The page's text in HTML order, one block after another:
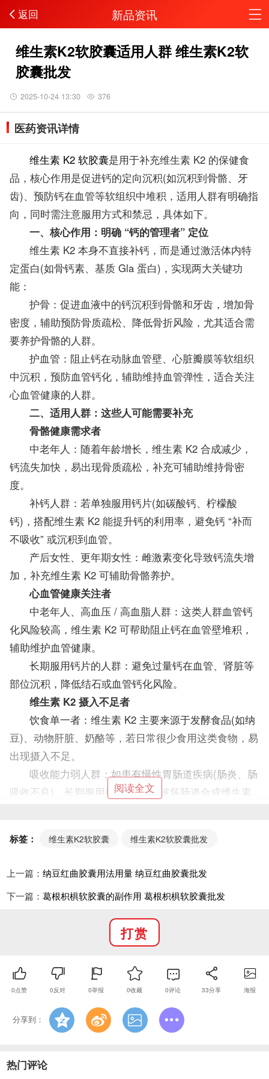
返回 新品资讯
维生素K2软胶囊适用人群 维生素K2软
胶囊批发
2025-10-24 13:30 376
医药资讯详情
维生素 K2 软胶囊是用于补充维生素 K2 的保健食
品，核心作用是促进钙的定向沉积(如沉积到骨骼、牙
齿)、预防钙在血管等软组织中堆积，适用人群有明确指
向，同时需注意服用方式和禁忌，具体如下。
一、核心作用：明确 “钙的管理者” 定位
维生素 K2 本身不直接补钙，而是通过激活体内特
定蛋白(如骨钙素、基质 Gla 蛋白)，实现两大关键功
能：
护骨：促进血液中的钙沉积到骨骼和牙齿，增加骨
密度，辅助预防骨质疏松、降低骨折风险，尤其适合需
要养护骨骼的人群。
护血管：阻止钙在动脉血管壁、心脏瓣膜等软组织
中沉积，预防血管钙化，辅助维持血管弹性，适合关注
心血管健康的人群。
二、适用人群：这些人可能需要补充
骨骼健康需求者
中老年人：随着年龄增长，维生素 K2 合成减少，
钙流失加快，易出现骨质疏松，补充可辅助维持骨密
度。
补钙人群：若单独服用钙片(如碳酸钙、柠檬酸
钙)，搭配维生素 K2 能提升钙的利用率，避免钙 “补而
不吸收” 或沉积到血管。
产后女性、更年期女性：雌激素变化导致钙流失增
加，补充维生素 K2 可辅助骨骼养护。
心血管健康关注者
中老年人、高血压 / 高血脂人群：这类人群血管钙
化风险较高，维生素 K2 可帮助阻止钙在血管壁堆积，
辅助维护血管健康。
长期服用钙片的人群：避免过量钙在血管、肾脏等
部位沉积，降低结石或血管钙化风险。
维生素 K2 摄入不足者
饮食单一者：维生素 K2 主要来源于发酵食品(如纳
豆)、动物肝脏、奶酪等，若日常很少食用这类食物，易
出现摄入不足。
吸收能力弱人群：如患有慢性胃肠道疾病(肠炎、肠
吸收不良)、长期服用抗生素(可能破坏肠道合成维生素
三、不适用 / 需谨慎人群：避免盲目补充
对维生素 K2 或胶囊辅料(如植物油、明胶)过敏者：
阅读全文
标签： 维生素K2软胶囊 维生素K2软胶囊批发
上一篇： 纳豆红曲胶囊用法用量 纳豆红曲胶囊批发
下一篇： 葛根枳椇软胶囊的副作用 葛根枳椇软胶囊批发
打赏
0点赞 0反对 0举报 0收藏 0评论 33分享 海报
分享到：
热门评论